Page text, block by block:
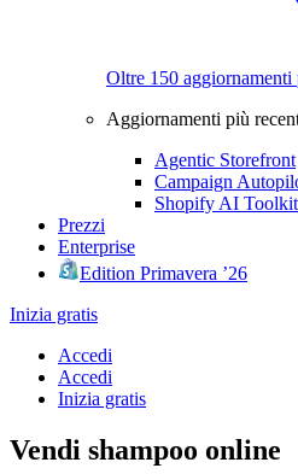
Oltre 150 aggiornamenti
Aggiornamenti più
Agentic Storefront
Campaign
Shopify AI
Prezzi
Enterprise
Edition Primavera ’26
Inizia gratis
Accedi
Accedi
Inizia gratis
Vendi shampoo online